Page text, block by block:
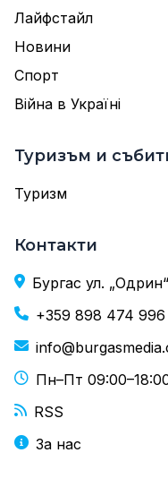
Лайфстайл
Новини
Спорт
Війна в Україні
Туризъм и
Туризм
Контакти
Бургас ул.
+359 898 474 996
Пн–Пт
RSS
За нас